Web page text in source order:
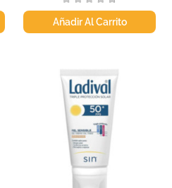
Añadir Al Carrito